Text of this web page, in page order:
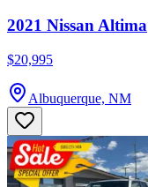
2021 Nissan Altima
$20,995
Albuquerque, NM